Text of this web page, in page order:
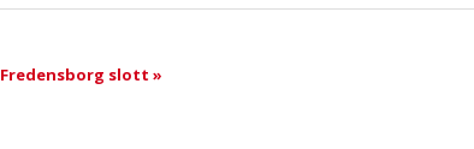
Fredensborg slott »